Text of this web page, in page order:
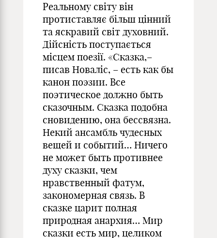
Реальному світу він
протиставляє більш цінний
та яскравий світ духовний.
Дійсність поступається
місцем поезії. «Сказка,–
писав Новаліс, – есть как бы
канон поэзии. Все
поэтическое должно быть
сказочным. Сказка подобна
сновидению, она бессвязна.
Некий ансамбль чудесных
вещей и событий… Ничего
не может быть противнее
духу сказки, чем
нравственный фатум,
закономерная связь. В
сказке царит полная
природная анархия… Мир
сказки есть мир, целиком